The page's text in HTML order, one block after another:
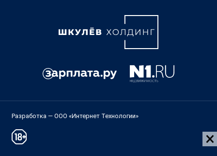
Разработка — ООО «Интернет Технологии»